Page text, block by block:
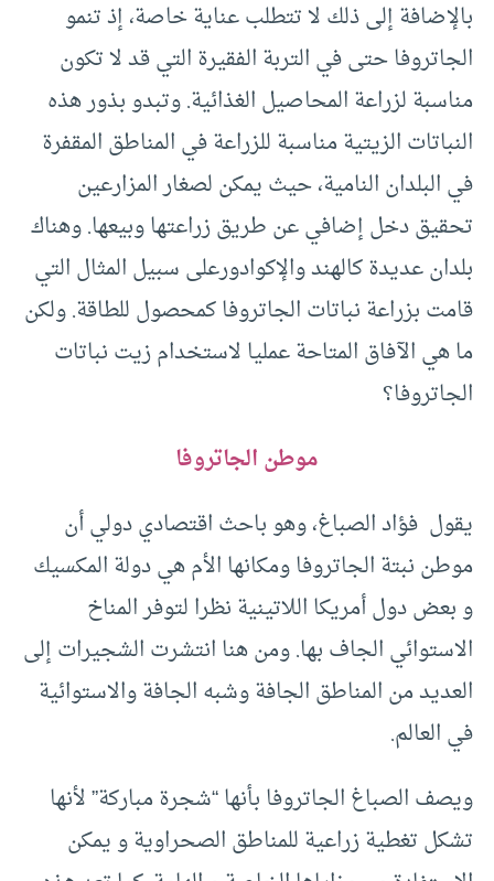
بالإضافة إلى ذلك لا تتطلب عناية خاصة، إذ تنمو
الجاتروفا حتى في التربة الفقيرة التي قد لا تكون
مناسبة لزراعة المحاصيل الغذائية. وتبدو بذور هذه
النباتات الزيتية مناسبة للزراعة في المناطق المقفرة
في البلدان النامية، حيث يمكن لصغار المزارعين
تحقيق دخل إضافي عن طريق زراعتها وبيعها. وهناك
بلدان عديدة كالهند والإكوادورعلى سبيل المثال التي
قامت بزراعة نباتات الجاتروفا كمحصول للطاقة. ولكن
ما هي الآفاق المتاحة عمليا لاستخدام زيت نباتات
الجاتروفا؟
موطن الجاتروفا
يقول فؤاد الصباغ، وهو باحث اقتصادي دولي أن
موطن نبتة الجاتروفا ومكانها الأم هي دولة المكسيك
و بعض دول أمريكا اللاتينية نظرا لتوفر المناخ
الاستوائي الجاف بها. ومن هنا انتشرت الشجيرات إلى
العديد من المناطق الجافة وشبه الجافة والاستوائية
في العالم.
ويصف الصباغ الجاتروفا بأنها “شجرة مباركة” لأنها
تشكل تغطية زراعية للمناطق الصحراوية و يمكن